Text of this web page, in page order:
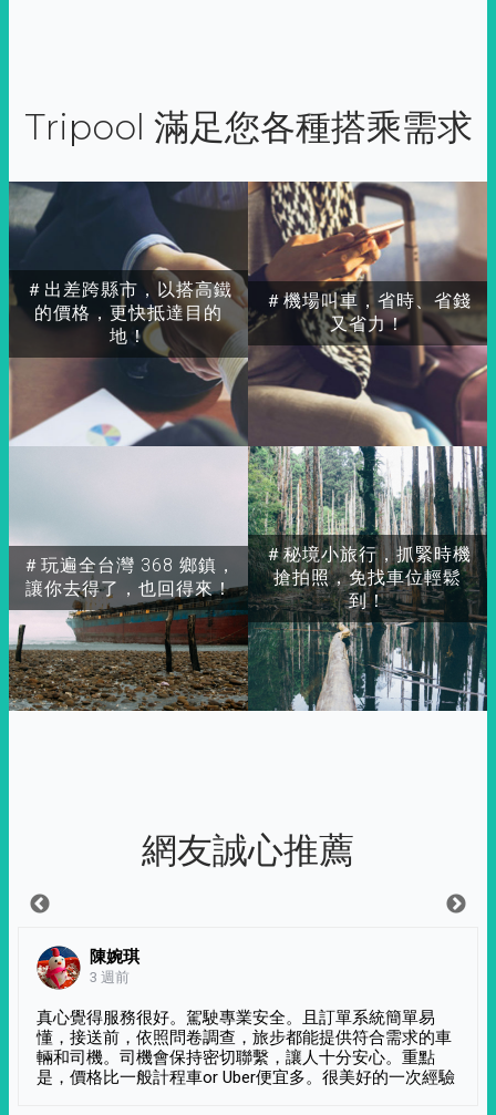
Tripool 滿足您各種搭乘需求
＃出差跨縣市，以搭高鐵
的價格，更快抵達目的
地！
＃玩遍全台灣 368 鄉鎮，
讓你去得了，也回得來！
＃秘境小旅行，抓緊時機
搶拍照，免找車位輕鬆
到！
＃機場叫車，省時、省錢
又省力！
網友誠心推薦
陳婉琪
3 週前
真心覺得服務很好。駕駛專業安全。且訂單系統簡單易
懂，接送前，依照問卷調查，旅步都能提供符合需求的車
輛和司機。司機會保持密切聯繫，讓人十分安心。重點
是，價格比一般計程車or Uber便宜多。很美好的一次經驗